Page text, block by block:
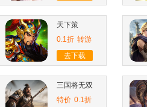
天下策
0.1折 转游
去下载
三国将无双
特价 0.1折